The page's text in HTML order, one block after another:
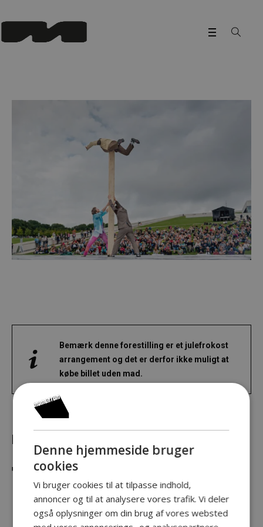
Bemærk denne forestilling er et julefrokost
arrangement og det er derfor ikke muligt at
købe billet uden mad.
DON GNU
TO MÆND OG EN
PLANKE
Denne hjemmeside bruger
cookies
Vi bruger cookies til at tilpasse indhold,
annoncer og til at analysere vores trafik. Vi deler
også oplysninger om din brug af vores websted